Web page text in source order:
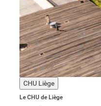
CHU Liège
Le CHU de Liège